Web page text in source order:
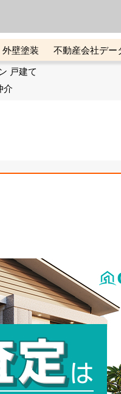
外壁塗装
不動産会社デー
デスク
戸建て
介